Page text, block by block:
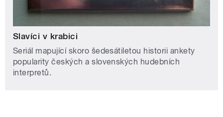
Slavíci v krabici
Seriál mapující skoro šedesátiletou historii ankety
popularity českých a slovenských hudebních
interpretů.